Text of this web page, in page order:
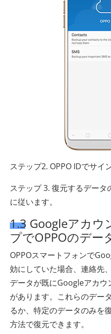
ステップ2. OPPO IDでサイ
ステップ 3. 復元するデータ
に従います。
1.3 Googleアカウ
プでOPPOのデー
OPPOスマートフォンで
効にしていた場合、連絡先
データが既にGoogleアカ
があります。これらのデー
るか、特定のデータのみを
方法で復元できます。